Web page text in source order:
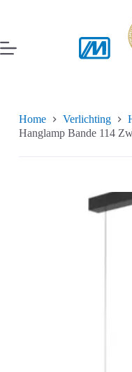
inhoud
Home Verlichting
Hanglamp Bande 114